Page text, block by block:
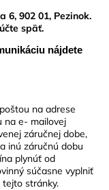
6, 902 01, Pezinok.
späť.
nájdete
na adrese
na e- mailovej
záručnej dobe,
inú záručnú dobu
plynúť od
súčasne vyplniť
stránky.